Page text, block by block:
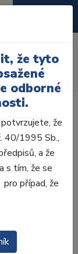
že tyto
odborné
že
40/1995 Sb.,
a že
s tím, že se
případ, že